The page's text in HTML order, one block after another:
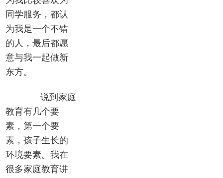
同学服务，都认
为我是一个不错
的人，最后都愿
意与我一起做新
东方。
说到家庭
教育有几个要
素，第一个要
素，孩子生长的
环境要素。我在
很多家庭教育讲